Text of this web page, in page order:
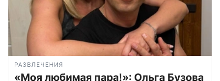
РАЗВЛЕЧЕНИЯ
«Моя любимая пара!»: Ольга Бузова